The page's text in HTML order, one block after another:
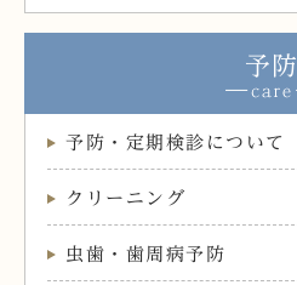
予防
予防・定期検診について
クリーニング
虫歯・歯周病予防